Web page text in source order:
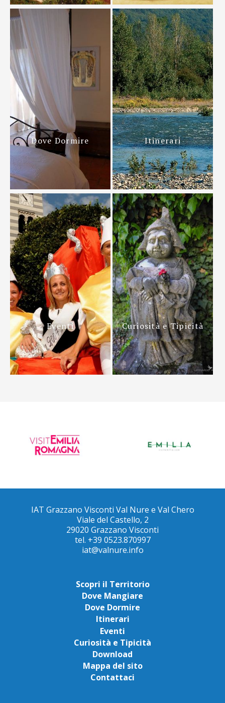
Dove Dormire Itinerari
Eventi Curiosità e Tipicità
IAT Grazzano Visconti Val Nure e Val Chero
Viale del Castello, 2
29020 Grazzano Visconti
tel. +39 0523.870997
iat@valnure.info
Scopri il Territorio
Dove Mangiare
Dove Dormire
Itinerari
Eventi
Curiosità e Tipicità
Download
Mappa del sito
Contattaci